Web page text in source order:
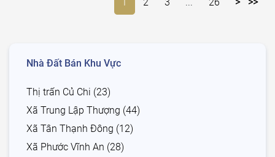
Nhà Đất Bán Khu Vực
Thị trấn Củ Chi (23)
Xã Trung Lập Thượng (44)
Xã Tân Thạnh Đông (12)
Xã Phước Vĩnh An (28)